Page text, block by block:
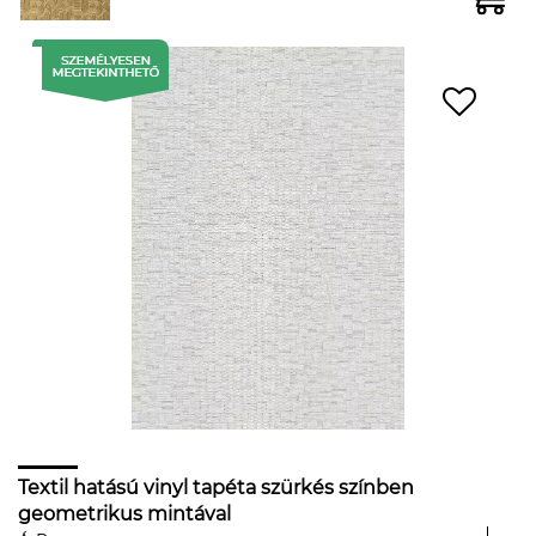
Textil hatású vinyl tapéta szürkés színben
geometrikus mintával